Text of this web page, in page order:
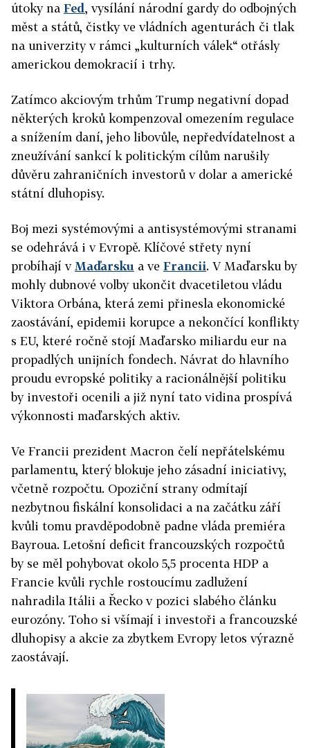
útoky na Fed, vysílání národní gardy do odbojných
měst a států, čistky ve vládních agenturách či tlak
na univerzity v rámci „kulturních válek“ otřásly
americkou demokracií i trhy.
Zatímco akciovým trhům Trump negativní dopad
některých kroků kompenzoval omezením regulace
a snížením daní, jeho libovůle, nepředvídatelnost a
zneužívání sankcí k politickým cílům narušily
důvěru zahraničních investorů v dolar a americké
státní dluhopisy.
Boj mezi systémovými a antisystémovými stranami
se odehrává i v Evropě. Klíčové střety nyní
probíhají v Maďarsku a ve Francii. V Maďarsku by
mohly dubnové volby ukončit dvacetiletou vládu
Viktora Orbána, která zemi přinesla ekonomické
zaostávání, epidemii korupce a nekončící konflikty
s EU, které ročně stojí Maďarsko miliardu eur na
propadlých unijních fondech. Návrat do hlavního
proudu evropské politiky a racionálnější politiku
by investoři ocenili a již nyní tato vidina prospívá
výkonnosti maďarských aktiv.
Ve Francii prezident Macron čelí nepřátelskému
parlamentu, který blokuje jeho zásadní iniciativy,
včetně rozpočtu. Opoziční strany odmítají
nezbytnou fiskální konsolidaci a na začátku září
kvůli tomu pravděpodobně padne vláda premiéra
Bayroua. Letošní deficit francouzských rozpočtů
by se měl pohybovat okolo 5,5 procenta HDP a
Francie kvůli rychle rostoucímu zadlužení
nahradila Itálii a Řecko v pozici slabého článku
eurozóny. Toho si všímají i investoři a francouzské
dluhopisy a akcie za zbytkem Evropy letos výrazně
zaostávají.